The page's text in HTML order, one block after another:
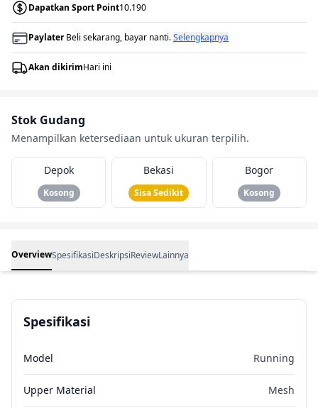
Dapatkan Sport Point10.190
PaylaterBeli sekarang, bayar nanti.Selengkapnya
Akan dikirimHari ini
Stok Gudang
Menampilkan ketersediaan untuk ukuran terpilih.
Depok
Kosong
Bekasi
Sisa Sedikit
Bogor
Kosong
OverviewSpesifikasiDeskripsiReviewLainnya
Spesifikasi
Model Running
Upper Material Mesh